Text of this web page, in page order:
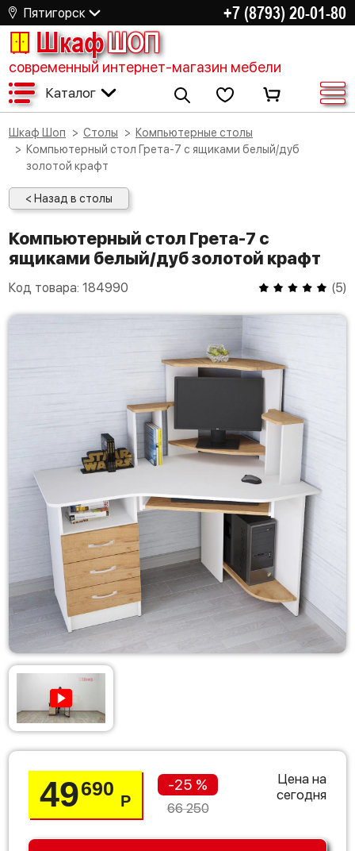
Пятигорск +7 (8793) 20-01-80
ШкафШОП
современный интернет-магазин мебели
Каталог
Шкаф Шоп Столы
Компьютерные столы
Компьютерный стол Грета-7 с ящиками белый/дуб
золотой крафт
< Назад в столы
Компьютерный стол Грета-7 с
ящиками белый/дуб золотой крафт
Код товара: 184990 (5)
49690
Р
-25 %
66 250
Цена на
сегодня